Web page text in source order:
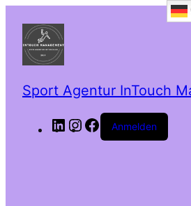
Inhalt
springen
Sport Agentur InTouch
LinkedInInstagram
Facebook
Anmelden